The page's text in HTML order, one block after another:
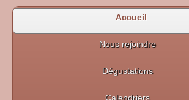
Accueil
Nous rejoindre
Dégustations
Calendriers